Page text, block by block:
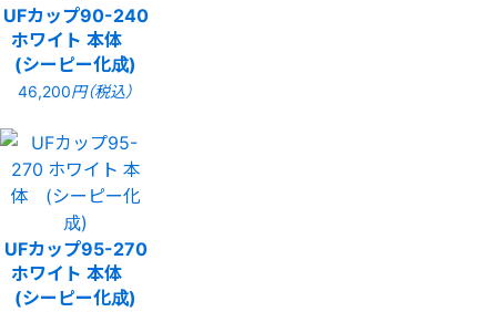
UFカップ90-240
ホワイト 本体
(シーピー化成)
46,200円（税込）
UFカップ95-270
ホワイト 本体
(シーピー化成)